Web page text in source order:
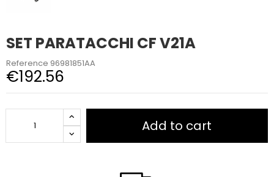
SET PARATACCHI CF V21A
Reference 96981851AA
€192.56
Add to cart